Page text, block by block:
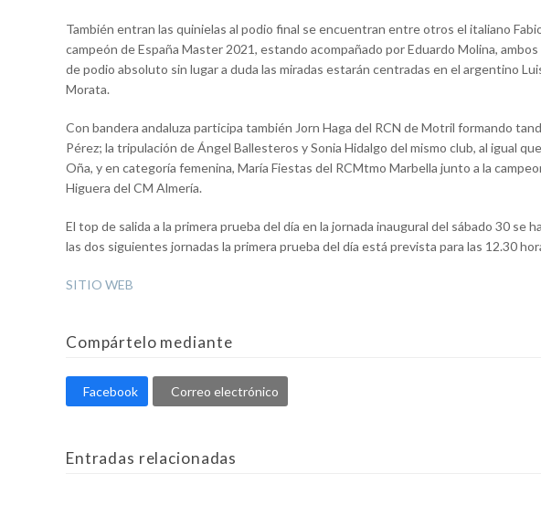
También entran las quinielas al podio final se encuentran entre otros el italiano
campeón de España Master 2021, estando acompañado por Eduardo Molina,
de podio absoluto sin lugar a duda las miradas estarán centradas en el argentino
Morata.
Con bandera andaluza participa también Jorn Haga del RCN de Motril formando
Pérez; la tripulación de Ángel Ballesteros y Sonia Hidalgo del mismo club, al igual
Oña, y en categoría femenina, María Fiestas del RCMtmo Marbella junto a la
Higuera del CM Almería.
El top de salida a la primera prueba del día en la jornada inaugural del sábado 30 se
las dos siguientes jornadas la primera prueba del día está prevista para las 12.30
SITIO WEB
Compártelo mediante
Facebook Correo electrónico
Entradas relacionadas